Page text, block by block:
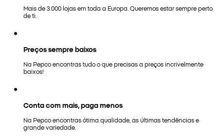
Mais de 3.000 lojas em toda a Europa. Queremos estar sempre perto
de ti.
Preços sempre baixos
Na Pepco encontras tudo o que precisas a preços incrivelmente
baixos!
Conta com mais, paga menos
Na Pepco encontras ótima qualidade, as últimas tendências e
grande variedade.